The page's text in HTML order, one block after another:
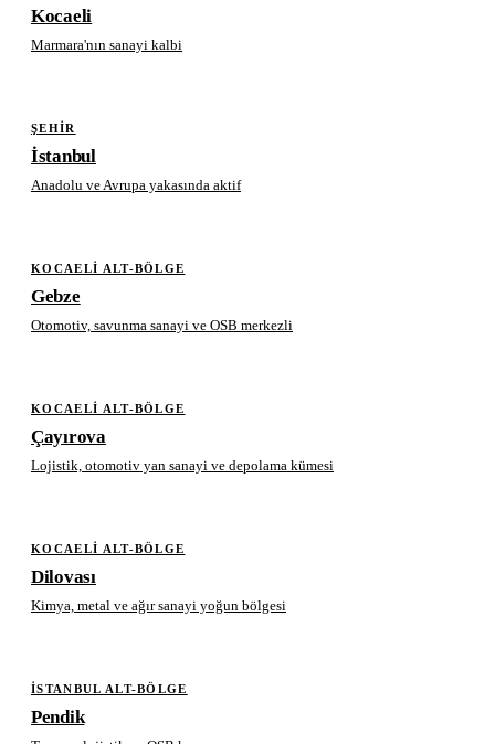
Kocaeli
Marmara'nın sanayi kalbi
ŞEHIR
İstanbul
Anadolu ve Avrupa yakasında aktif
KOCAELI ALT-BÖLGE
Gebze
Otomotiv, savunma sanayi ve OSB merkezli
KOCAELI ALT-BÖLGE
Çayırova
Lojistik, otomotiv yan sanayi ve depolama kümesi
KOCAELI ALT-BÖLGE
Dilovası
Kimya, metal ve ağır sanayi yoğun bölgesi
İSTANBUL ALT-BÖLGE
Pendik